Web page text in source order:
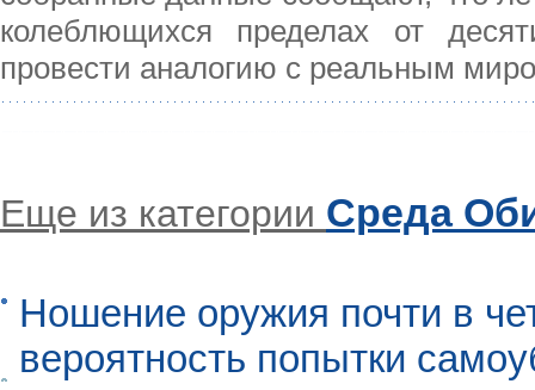
колеблющихся пределах от
провести аналогию с реальным
Еще из категории Среда
Ношение оружия почти в
вероятность попытки